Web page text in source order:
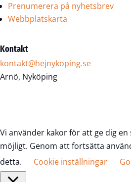
Prenumerera på nyhetsbrev
Webbplatskarta
Kontakt
kontakt@hejnykoping.se
Arnö, Nyköping
Vi använder kakor för att ge dig
möjligt. Genom att fortsätta
detta.
Cookie inställningar